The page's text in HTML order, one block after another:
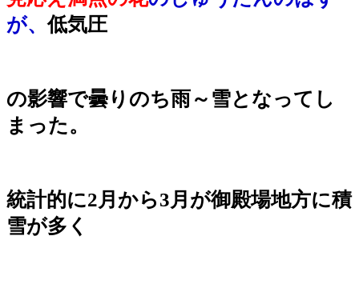
が、低気圧
の影響で曇りのち雨～雪となってし
まった。
統計的に2月から3月が御殿場地方に積
雪が多く